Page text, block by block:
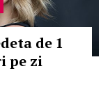
de 1
pe zi